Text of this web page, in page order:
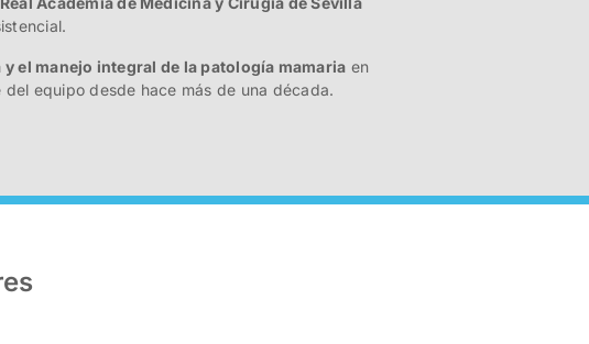
el manejo integral de la patología mamaria en
del equipo desde hace más de una década.